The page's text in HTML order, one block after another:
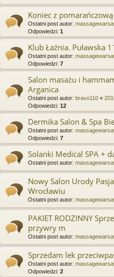
Koniec z
Ostatni post autor:
Odpowiedzi: 1
Klub Łaźnia. Puławska
Ostatni post autor:
Odpowiedzi: 7
Salon masażu i
Arganica
Ostatni post autor: bravo110 «
Odpowiedzi: 12
Dermika Salon & Spa
Ostatni post autor:
Odpowiedzi: 7
Solanki Medical SPA +
Ostatni post autor:
Nowy Salon Urody
Wrocławiu
Ostatni post autor:
PAKIET RODZINNY
przywry m
Ostatni post autor:
Sprzedam lek
Ostatni post autor:
Odpowiedzi: 2